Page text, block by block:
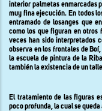
interior palmetas enmarcadas
muy fina ejecución. En todos
entramado de losanges que
como los que figuran en otros
veces han sido interpretados
observa en los frontales de
la escuela de pintura de la
también la existencia de un
El tratamiento de las figuras
poco profunda, la cual se